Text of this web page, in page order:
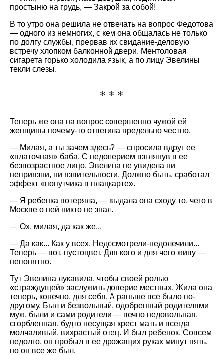
простыню на грудь, — Закрой за собой!
В то утро она решила не отвечать на вопрос Федотова
— одного из немногих, с кем она общалась не только
по долгу службы, прервав их свидание-деловую
встречу хлопком балконной двери. Ментоловая
сигарета горько холодила язык, а по лицу Эвелины
текли слезы.
* * *
Теперь же она на вопрос совершенно чужой ей
женщины почему-то ответила предельно честно.
— Милая, а ты зачем здесь? — спросила вдруг ее
платочная
баба. С недоверием взглянув в ее
безвозрастное лицо, Эвелина не увидела ни
неприязни, ни язвительности. Должно быть, сработал
эффект
попутчика в плацкарте .
— Я ребенка потеряла, — выдала она сходу то, чего в
Москве о ней никто не знал.
— Ох, милая, да как же...
— Да как... Как у всех. Недосмотрели-недолечили...
Теперь — вот, пустоцвет. Для кого и для чего живу —
непонятно.
Тут Эвелина лукавила, чтобы своей ролью
страждущей
заслужить доверие местных. Жила она
теперь, конечно, для себя. А раньше все было по-
другому. Был и безвольный, одобренный родителями
муж, были и сами родители — вечно недовольная,
сгорбленная, будто несущая крест мать и всегда
молчаливый, вихрастый отец. И был ребенок. Совсем
недолго, он пробыл в ее дрожащих руках минут пять,
но он все же был.